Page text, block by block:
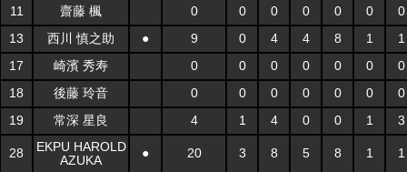
11
齋藤 楓 0 0 0 0 0 0
0
13
西川 慎之助 ● 9 0 4 4 8 1
1
17
崎濱 秀寿 0 0 0 0 0 0
0
18
後藤 玲音 0 0 0 0 0 0
0
19
常深 星良 4 1 4 0 0 1 3
28
EKPU HAROLD
AZUKA
● 20 3 8 5 8 1 1